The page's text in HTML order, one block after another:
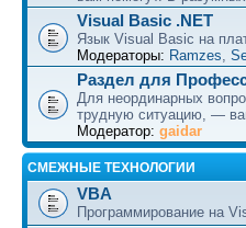
Visual Basic .NET
Язык Visual Basic на
Модераторы: Ramzes,
Раздел для
Для неординарных
трудную ситуацию, —
Модератор: gaidar
СМЕЖНЫЕ ТЕХНОЛОГИИ
VBA
Программирование на